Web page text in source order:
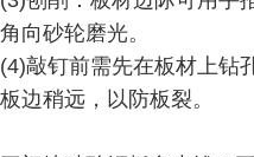
角向砂轮磨光。
(4)敲钉前需先在板材上钻
板边稍远，以防板裂。